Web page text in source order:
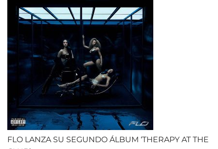
FLO LANZA SU SEGUNDO ÁLBUM ‘THERAPY AT THE